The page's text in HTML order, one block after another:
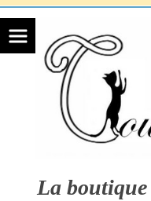
La boutique